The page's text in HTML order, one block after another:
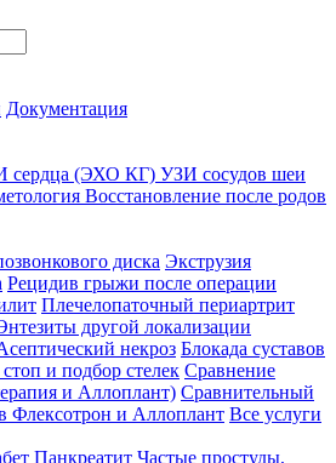
Документация
сердца (ЭХО КГ) УЗИ сосудов шеи
Восстановление после родов
диска Экструзия
Рецидив грыжи после операции
Плечелопаточный периартрит
другой локализации
некроз Блокада суставов
и подбор стелек Сравнение
и Аллоплант) Сравнительный
Флексотрон и Аллоплант Все услуги
Панкреатит Частые простуды,